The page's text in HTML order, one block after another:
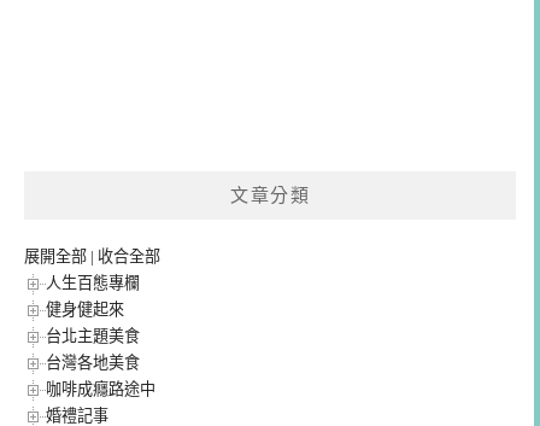
文章分類
展開全部 | 收合全部
人生百態專欄
健身健起來
台北主題美食
台灣各地美食
咖啡成癮路途中
婚禮記事